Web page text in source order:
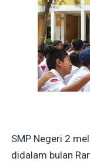
SMP Negeri 2
didalam bulan